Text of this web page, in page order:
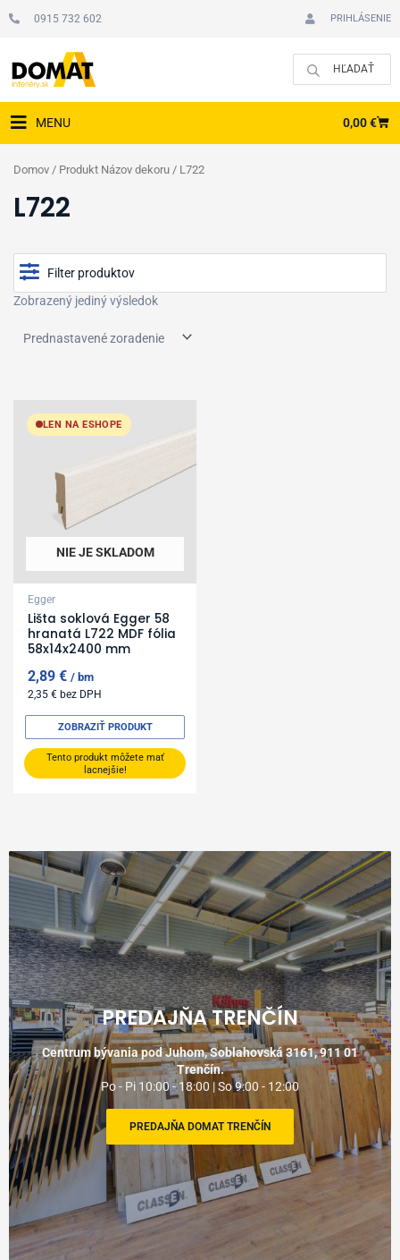
0915 732 602 PRIHLÁSENIE
MENU 0,00€
Domov / Produkt Názov dekoru / L722
L722
Filter produktov
Zobrazený jediný výsledok
LEN NA ESHOPE
NIE JE SKLADOM
Egger
Lišta soklová Egger 58
hranatá L722 MDF fólia
58x14x2400 mm
2,89€ bm
2,35€ bez DPH
Tento produkt môžete mať
lacnejšie!
ZOBRAZIŤ PRODUKT
PREDAJŇA TRENČÍN
Centrum bývania pod Juhom, Soblahovská 3161, 911 01
Trenčín.
Po - Pi 10:00 - 18:00 | So 9:00 - 12:00
PREDAJŇA DOMAT TRENČÍN